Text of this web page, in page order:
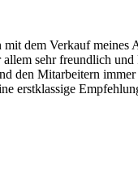
dem Verkauf meines
sehr freundlich und
den Mitarbeitern
erstklassige